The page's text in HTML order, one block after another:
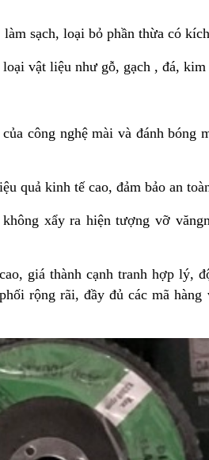
sạch, loại bỏ phần thừa có
vật liệu như gỗ, gạch , đá,
công nghệ mài và đánh bóng
quả kinh tế cao, đảm bảo an
xẩy ra hiện tượng vỡ
giá thành cạnh tranh hợp lý,
rộng rãi, đầy đủ các mã hàng